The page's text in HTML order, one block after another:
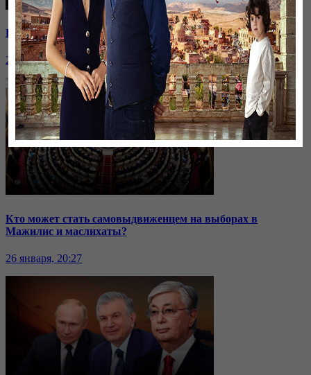
Ранние браки в Казахстане: нужен ли закон о запрете?
26 января, 20:28
Кто может стать самовыдвиженцем на выборах в
Мажилис и маслихаты?
26 января, 20:27